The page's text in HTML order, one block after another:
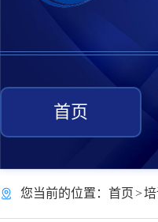
首页
您当前的位置： 首页>